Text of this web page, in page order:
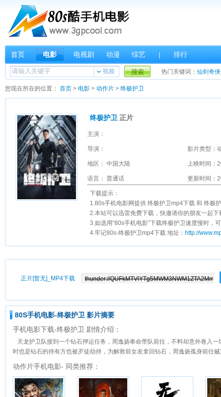
首页 电影 电视剧 动漫 综艺 排行
视频 搜索 热门关键词： 仙剑奇
您现在所在的位置： 首页 > 电影 > 动作片 > 终极护卫
终极护卫 正片
主演：
导演： 影片类型：
地区： 中国大陆 上映时间：
语言： 普通话 更新时间：
下载提示：
1.80s手机电影网提供 终极护卫mp4下载 和 终极
2.本站可以迅雷免费下载，快邀请你的朋友一起
3.如选用“80s手机电影”下载终极护卫速度慢时，
4.牢记80s-终极护卫mp4下载 地址： http://
正片[暂无]_MP4下载
80S手机电影-终极护卫 影片摘要
手机电影下载-终极护卫 剧情介绍：
天龙护卫队接到一个钻石押运任务，周逸扬奉命带队前往，不料却意外卷入
时也是钻石的持有方也被歹徒劫持，为解救前女友拿回钻石，周逸扬孤身前往
动作片手机电影- 同类推荐：